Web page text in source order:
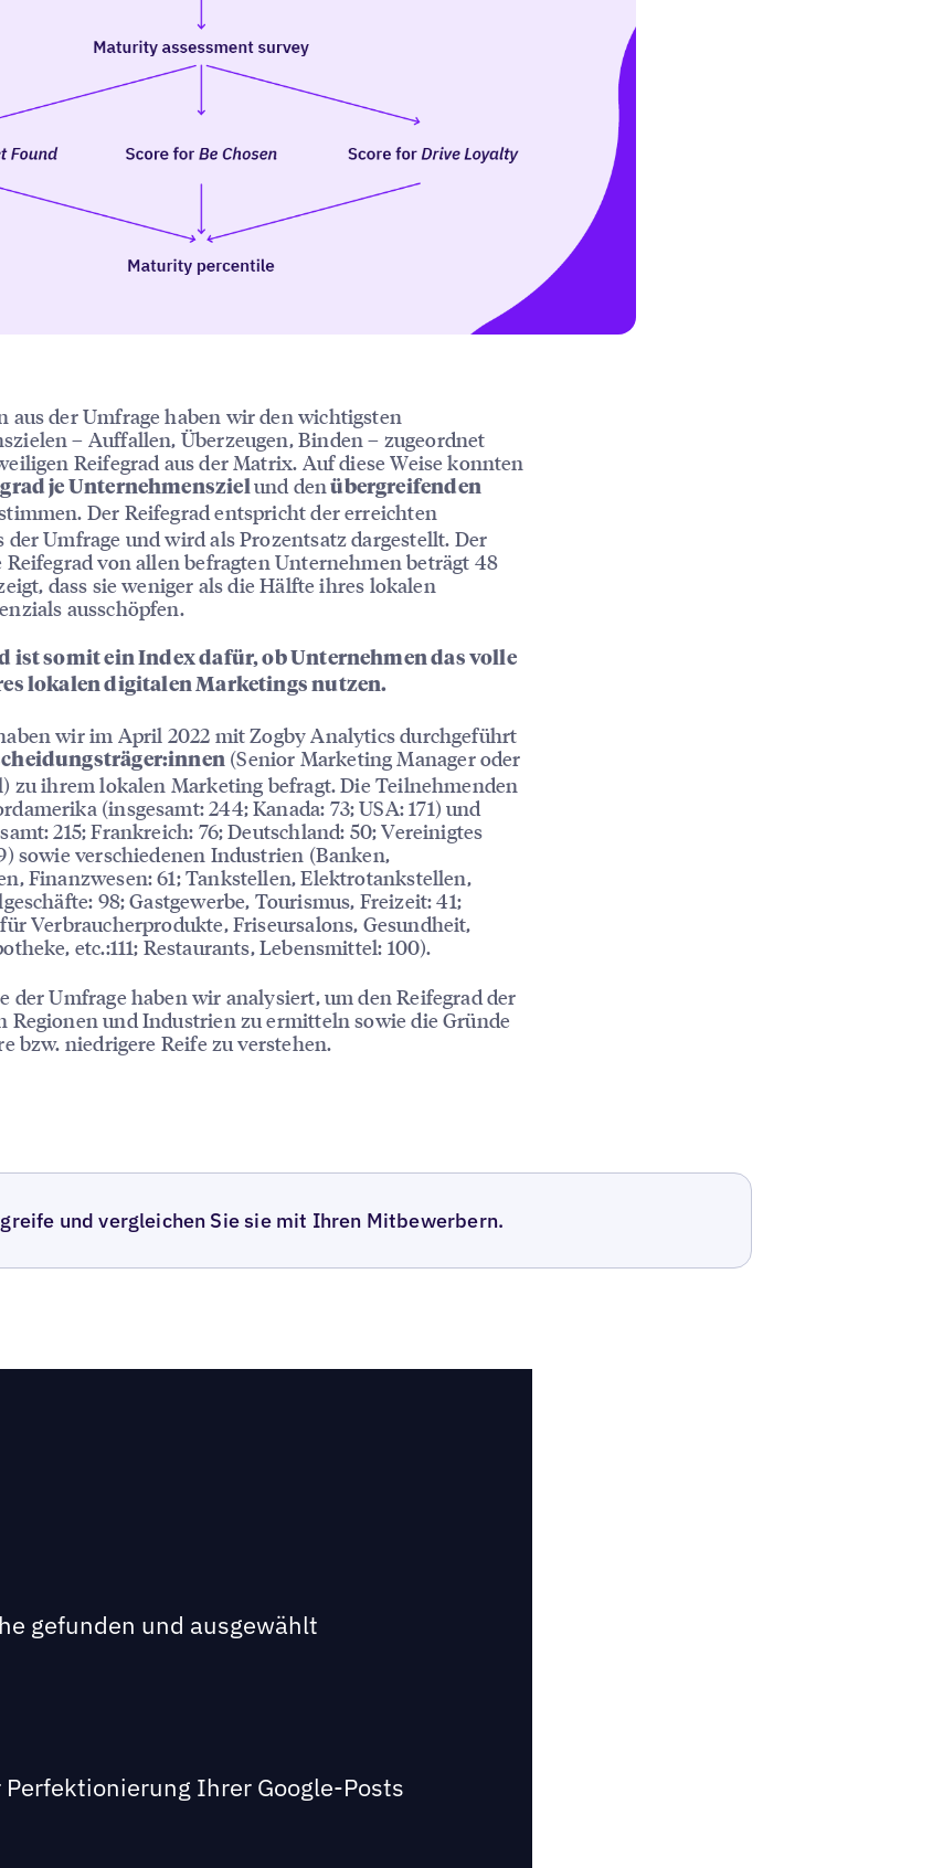
aus der Umfrage haben wir den wichtigsten
– Auffallen, Überzeugen, Binden – zugeordnet
Reifegrad aus der Matrix. Auf diese Weise konnten
je Unternehmenszielund den übergreifenden
Der Reifegrad entspricht der erreichten
der Umfrage und wird als Prozentsatz dargestellt. Der
Reifegrad von allen befragten Unternehmen beträgt 48
dass sie weniger als die Hälfte ihres lokalen
ausschöpfen.
ist somit ein Index dafür, ob Unternehmen das volle
lokalen digitalen Marketings nutzen.
wir im April 2022 mit Zogby Analytics durchgeführt
(Senior Marketing Manager oder
zu ihrem lokalen Marketing befragt. Die Teilnehmenden
(insgesamt: 244; Kanada: 73; USA: 171) und
215; Frankreich: 76; Deutschland: 50; Vereinigtes
sowie verschiedenen Industrien (Banken,
Finanzwesen: 61; Tankstellen, Elektrotankstellen,
98; Gastgewerbe, Tourismus, Freizeit: 41;
Verbraucherprodukte, Friseursalons, Gesundheit,
etc.:111; Restaurants, Lebensmittel: 100).
der Umfrage haben wir analysiert, um den Reifegrad der
Regionen und Industrien zu ermitteln sowie die Gründe
bzw. niedrigere Reife zu verstehen.
und vergleichen Sie sie mit Ihren Mitbewerbern.
gefunden und ausgewählt
Ihrer Google-Posts